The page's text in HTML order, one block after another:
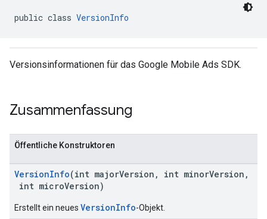
public class VersionInfo
Versionsinformationen für das Google Mobile Ads SDK.
Zusammenfassung
Öffentliche Konstruktoren
VersionInfo(int majorVersion, int minorVersion,
int microVersion)
Erstellt ein neues VersionInfo-Objekt.